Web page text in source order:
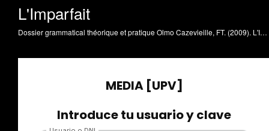
L'Imparfait
Dossier grammatical théorique et pratique Olmo Cazevieille, FT. (2009). L'Imparfait. https://riunet.upv.es/handle/10251/5525